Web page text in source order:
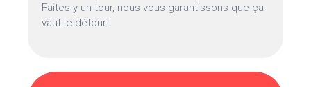
Faites-y un tour, nous vous garantissons que ça
vaut le détour !